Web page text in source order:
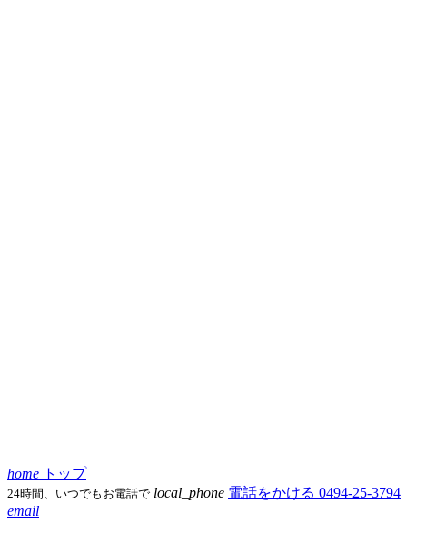
home トップ
24時間、いつでもお電話で local_phone 電話をかける 0494-25-3794
email